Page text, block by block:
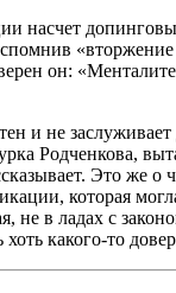
насчет
он:
и не
Родченкова,
Это же о
которая
не в ладах с
какого-то